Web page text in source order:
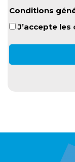
Conditions
J’accepte les